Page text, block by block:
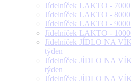
Jídelníček LAKTO - 7000
Jídelníček LAKTO - 8000
Jídelníček LAKTO - 9000
Jídelníček LAKTO -
Jídelníček JÍDLO NA
týden
Jídelníček JÍDLO NA
týden
Jídelníček JÍDLO NA